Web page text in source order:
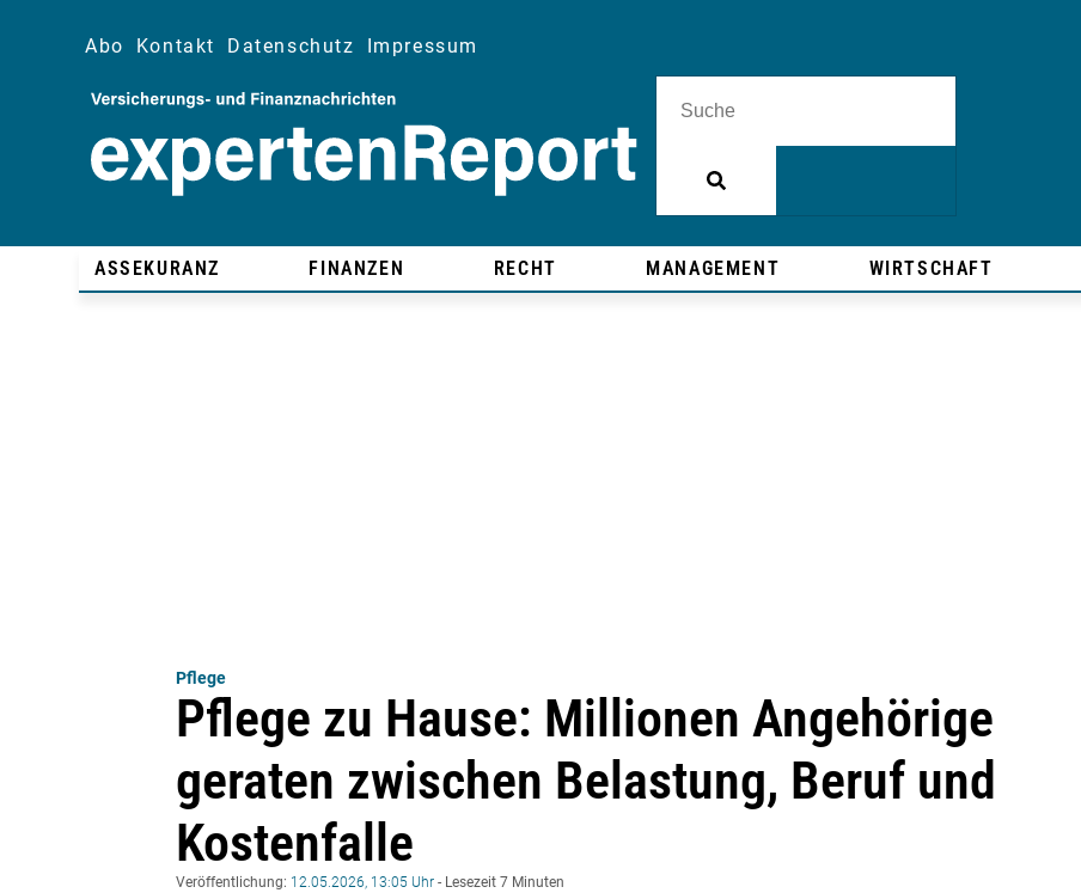
Abo Kontakt Datenschutz Impressum
ASSEKURANZ FINANZEN RECHT MANAGEMENT WIRTSCHAFT
Pflege
Pflege zu Hause: Millionen Angehörige
geraten zwischen Belastung, Beruf und
Kostenfalle
Veröffentlichung: 12.05.2026, 13:05 Uhr - Lesezeit 7 Minuten